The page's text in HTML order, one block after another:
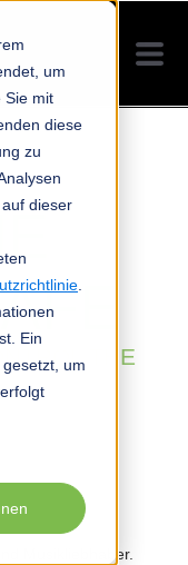
um
Sie mit
diese
zu
dieser
Ein
umTHE
Musikliebhaber.